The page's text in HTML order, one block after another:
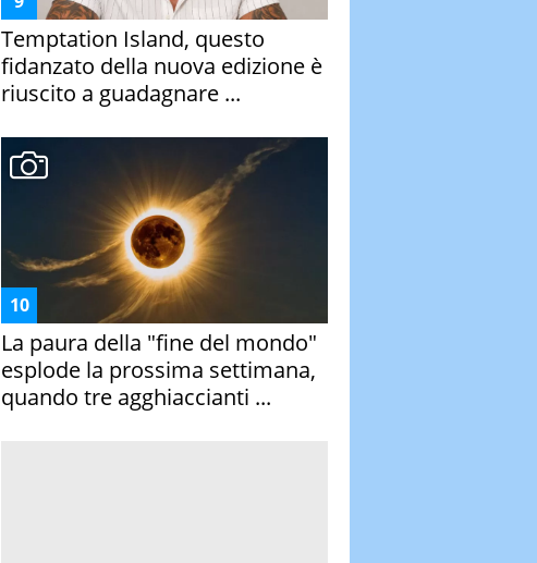
Temptation Island, questo
fidanzato della nuova edizione è
riuscito a guadagnare ...
La paura della "fine del mondo"
esplode la prossima settimana,
quando tre agghiaccianti ...